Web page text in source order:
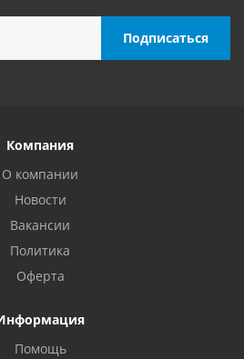
Компания
О компании
Новости
Вакансии
Политика
Оферта
Помощь